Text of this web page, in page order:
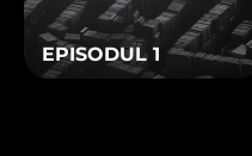
EPISODUL 1